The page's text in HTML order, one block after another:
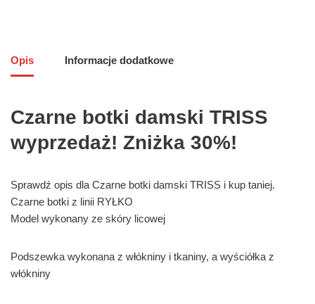
Opis Informacje dodatkowe
Czarne botki damski TRISS
wyprzedaż! Zniżka 30%!
Sprawdź opis dla Czarne botki damski TRISS i kup taniej.
Czarne botki z linii RYŁKO
Model wykonany ze skóry licowej
Podszewka wykonana z włókniny i tkaniny, a wyściółka z
włókniny